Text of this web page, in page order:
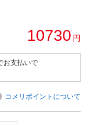
10730 円
お支払いで
コメリポイントについて